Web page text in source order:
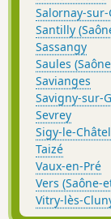
Salornay-sur-
Santilly
Sassangy
Saules
Savianges
Savigny-sur-
Sevrey
Sigy-le-Châtel
Taizé
Vaux-en-Pré
Vers (Saône-
Vitry-lès-